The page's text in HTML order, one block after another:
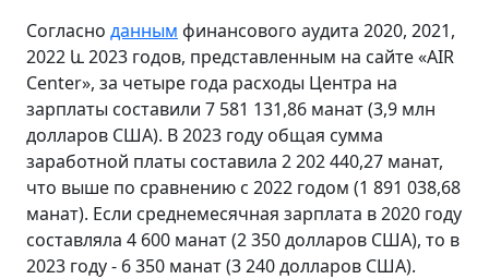
Согласно данным финансового аудита 2020, 2021,
2022 և 2023 годов, представленным на сайте «AIR
Center», за четыре года расходы Центра на
зарплаты составили 7 581 131,86 манат (3,9 млн
долларов США). В 2023 году общая сумма
заработной платы составила 2 202 440,27 манат,
что выше по сравнению с 2022 годом (1 891 038,68
манат). Если среднемесячная зарплата в 2020 году
составляла 4 600 манат (2 350 долларов США), то в
2023 году - 6 350 манат (3 240 долларов США).